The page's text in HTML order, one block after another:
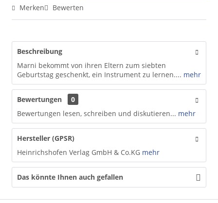
Merken Bewerten
Beschreibung
Marni bekommt von ihren Eltern zum siebten
Geburtstag geschenkt, ein Instrument zu lernen.... mehr
Bewertungen
0
Bewertungen lesen, schreiben und diskutieren... mehr
Hersteller (GPSR)
Heinrichshofen Verlag GmbH & Co.KG mehr
Das könnte Ihnen auch gefallen